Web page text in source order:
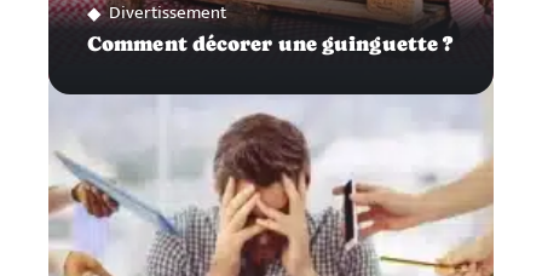
Divertissement
Comment décorer une guinguette ?